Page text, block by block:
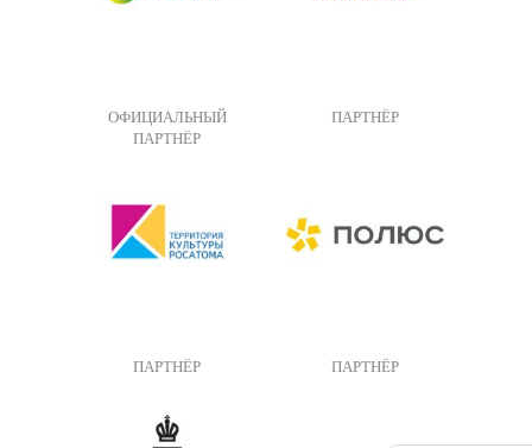
ОФИЦИАЛЬНЫЙ
ПАРТНЁР
ПАРТНЁР
ПАРТНЁР ПАРТНЁР